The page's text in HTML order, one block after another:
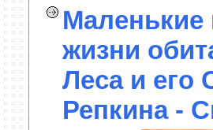
Маленькие
жизни
Леса и его
Репкина -